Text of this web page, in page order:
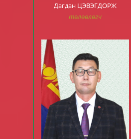
Дагдан ЦЭВЭГДОРЖ
төлөөлөгч